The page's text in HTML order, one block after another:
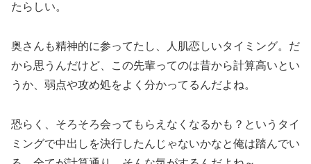
たらしい。
奥さんも精神的に参ってたし、人肌恋しいタイミング。だ
から思うんだけど、この先輩ってのは昔から計算高いとい
うか、弱点や攻め処をよく分かってるんだよね。
恐らく、そろそろ会ってもらえなくなるかも？というタイ
ミングで中出しを決行したんじゃないかなと俺は踏んでい